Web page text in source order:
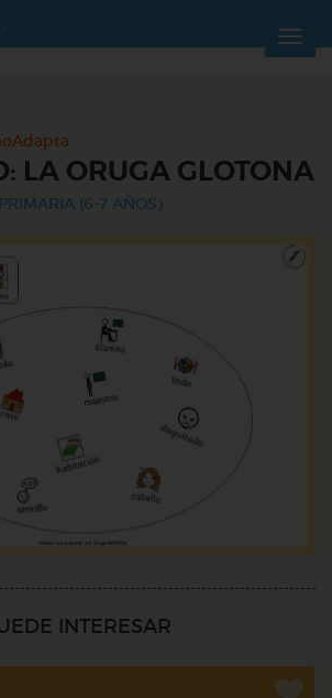
LA ORUGA GLOTONA
(6-7 AÑOS)
INTERESAR